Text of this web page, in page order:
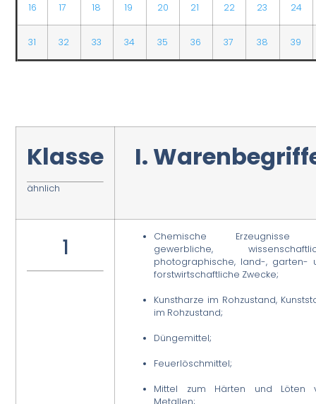
16 17 18 19 20 21 22 23 24
31 32 33 34 35 36 37 38 39
Klasse
ähnlich
I.
1
Chemische Erzeugnisse
gewerbliche,
photographische, land-, garten-
forstwirtschaftliche Zwecke;
Kunstharze im Rohzustand,
im Rohzustand;
Düngemittel;
Feuerlöschmittel;
Mittel zum Härten und Löten